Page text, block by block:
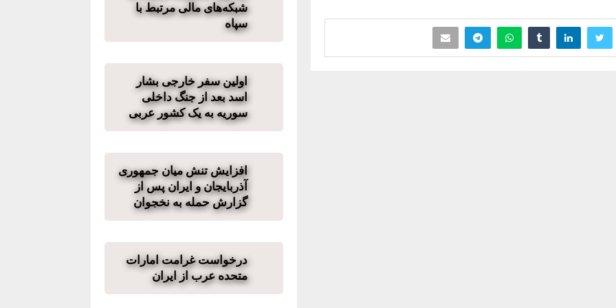
شبکه‌های مالی مرتبط با
سپاه
اولین سفر خارجی بشار
اسد بعد از جنگ داخلی
سوریه به یک کشور عربی
افزایش تنش میان جمهوری
آذربایجان و ایران پس از
گزارش حمله به نخجوان
درخواست غرامت امارات
متحده عرب از ایران